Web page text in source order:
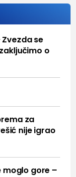
se
o
za
nije igrao
moglo gore –